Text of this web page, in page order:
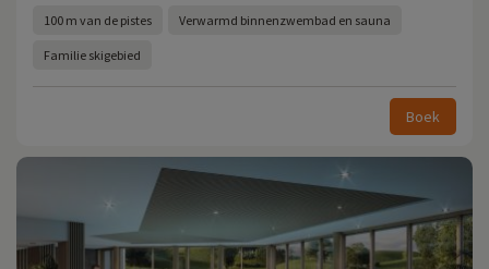
100 m van de pistes Verwarmd binnenzwembad en sauna
Familie skigebied
Boek